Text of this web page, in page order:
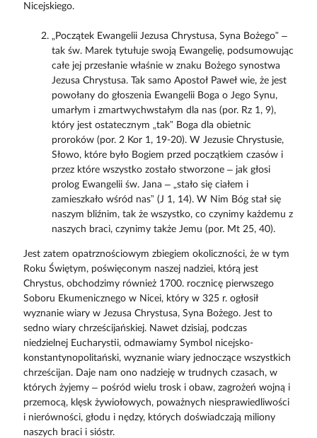
Nicejskiego.
„Początek Ewangelii Jezusa Chrystusa, Syna Bożego” –
tak św. Marek tytułuje swoją Ewangelię, podsumowując
całe jej przesłanie właśnie w znaku Bożego synostwa
Jezusa Chrystusa. Tak samo Apostoł Paweł wie, że jest
powołany do głoszenia Ewangelii Boga o Jego Synu,
umarłym i zmartwychwstałym dla nas (por. Rz 1, 9),
który jest ostatecznym „tak” Boga dla obietnic
proroków (por. 2 Kor 1, 19-20). W Jezusie Chrystusie,
Słowo, które było Bogiem przed początkiem czasów i
przez które wszystko zostało stworzone – jak głosi
prolog Ewangelii św. Jana – „stało się ciałem i
zamieszkało wśród nas” (J 1, 14). W Nim Bóg stał się
naszym bliźnim, tak że wszystko, co czynimy każdemu z
naszych braci, czynimy także Jemu (por. Mt 25, 40).
Jest zatem opatrznościowym zbiegiem okoliczności, że w tym
Roku Świętym, poświęconym naszej nadziei, którą jest
Chrystus, obchodzimy również 1700. rocznicę pierwszego
Soboru Ekumenicznego w Nicei, który w 325 r. ogłosił
wyznanie wiary w Jezusa Chrystusa, Syna Bożego. Jest to
sedno wiary chrześcijańskiej. Nawet dzisiaj, podczas
niedzielnej Eucharystii, odmawiamy Symbol nicejsko-
konstantynopolitański, wyznanie wiary jednoczące wszystkich
chrześcijan. Daje nam ono nadzieję w trudnych czasach, w
których żyjemy – pośród wielu trosk i obaw, zagrożeń wojną i
przemocą, klęsk żywiołowych, poważnych niesprawiedliwości
i nierówności, głodu i nędzy, których doświadczają miliony
naszych braci i sióstr.